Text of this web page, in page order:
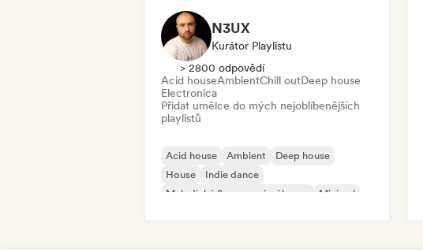
N3UX
Kurátor Playlistu
> 2800 odpovědí
Acid houseAmbientChill outDeep house
Electronica
Přidat umělce do mých nejoblíbenějších
playlistů
Acid house Ambient
Deep house
House
Indie dance
Melodický & progresivní house
Minimal